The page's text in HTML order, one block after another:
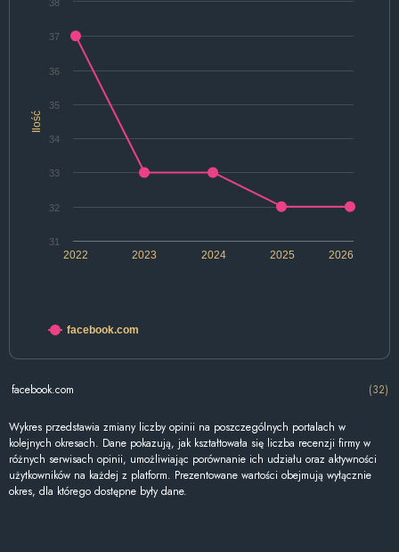
Ilość
2022 2024 2026
2023 2025
31
32
33
34
35
36
37
38
facebook.com
facebook.com (32)
Wykres przedstawia zmiany liczby opinii na poszczególnych portalach w
kolejnych okresach. Dane pokazują, jak kształtowała się liczba recenzji firmy w
różnych serwisach opinii, umożliwiając porównanie ich udziału oraz aktywności
użytkowników na każdej z platform. Prezentowane wartości obejmują wyłącznie
okres, dla którego dostępne były dane.